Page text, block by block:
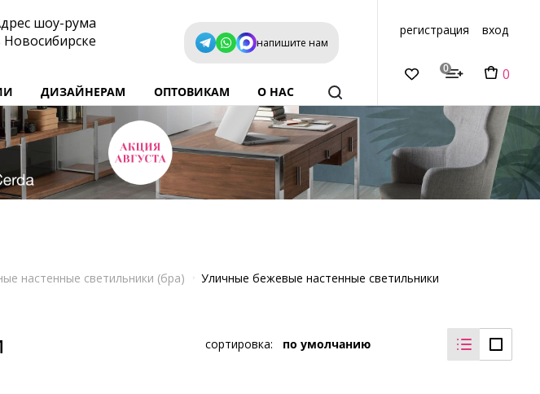
шоу-рума
Новосибирске
напишите нам
ДИЗАЙНЕРАМ ОПТОВИКАМ О НАС
регистрация вход
0 0
настенные светильники (бра) Уличные бежевые настенные светильники
сортировка: по умолчанию